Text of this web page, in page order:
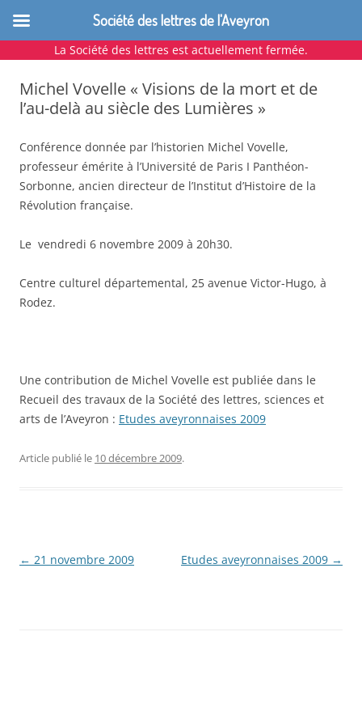
La Société des lettres est actuellement fermée.
Aller
contenu
Michel Vovelle « Visions de la mort et de
l’au-delà au siècle des Lumières »
Conférence donnée par l’historien Michel Vovelle,
professeur émérite à l’Université de Paris I Panthéon-
Sorbonne, ancien directeur de l’Institut d’Histoire de la
Révolution française.
Le vendredi 6 novembre 2009 à 20h30.
Centre culturel départemental, 25 avenue Victor-Hugo, à
Rodez.
Une contribution de Michel Vovelle est publiée dans le
Recueil des travaux de la Société des lettres, sciences et
arts de l’Aveyron : Etudes aveyronnaises 2009
Article publié le 10 décembre 2009.
Navigation
← 21 novembre 2009 Etudes aveyronnaises 2009 →
Société des lettres de l'Aveyron